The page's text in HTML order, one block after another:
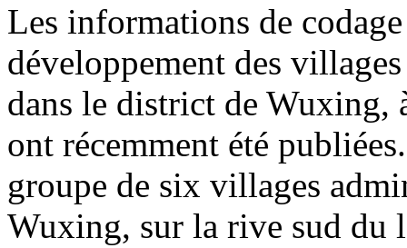
Les informations de
développement des
dans le district de Wuxing,
ont récemment été
groupe de six villages
Wuxing, sur la rive sud du